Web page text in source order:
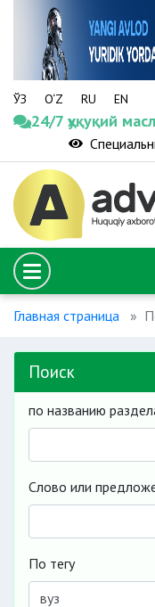
ЎЗ O‘Z RU EN
24/7 ҳуқуқий
Главная страница
Поиск
по названию
Слово или
По тегу